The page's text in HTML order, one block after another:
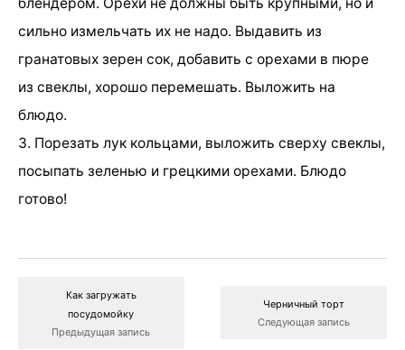
сильно измельчать их не надо. Выдавить из
гранатовых зерен сок, добавить с орехами в пюре
из свеклы, хорошо перемешать. Выложить на
блюдо.
3. Порезать лук кольцами, выложить сверху свеклы,
посыпать зеленью и грецкими орехами. Блюдо
готово!
Как загружать
посудомойку
Предыдущая запись
Черничный торт
Следующая запись